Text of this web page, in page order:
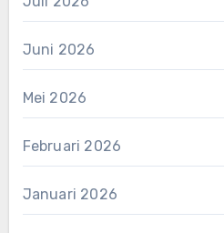
Juni 2026
Mei 2026
Februari 2026
Januari 2026